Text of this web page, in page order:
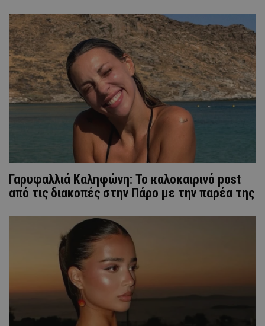
Γαρυφαλλιά Καληφώνη: To καλοκαιρινό post
από τις διακοπές στην Πάρο με την παρέα της